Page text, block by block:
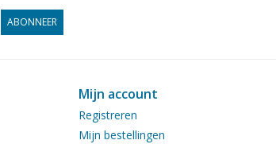
225
Treinbesturing door middel van Electronic
Modelspoorbaan. DL 11
Activiteiten in de clubs.
Diverse titels en werken
Het grootbedrijf. Stadstrams in België.
ABONNEER
Mijn account
Registreren
Mijn bestellingen